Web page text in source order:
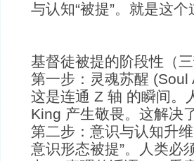
与认知“被提”。就是这个
基督徒被提的阶段性（三
第一步：灵魂苏醒 (Soul
这是连通 Z 轴 的瞬间。
King 产生敬畏。这解决
第二步：意识与认知升
意识形态被提”。人类必